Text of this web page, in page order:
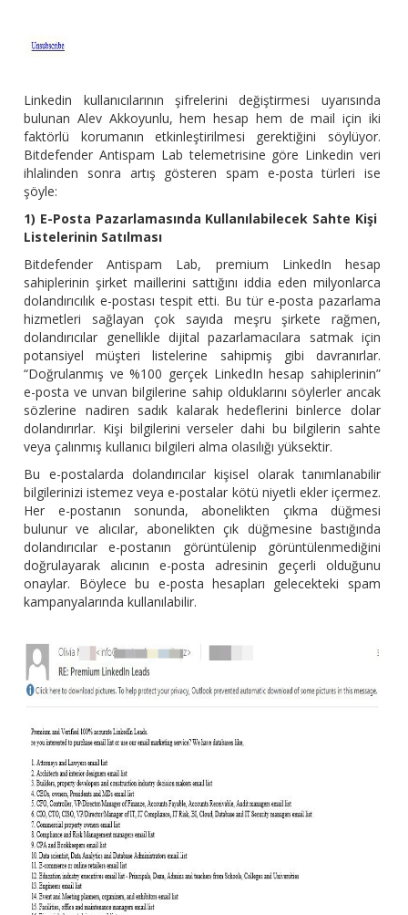
Linkedin kullanıcılarının şifrelerini değiştirmesi uyarısında
bulunan Alev Akkoyunlu, hem hesap hem de mail için iki
faktörlü korumanın etkinleştirilmesi gerektiğini söylüyor.
Bitdefender Antispam Lab telemetrisine göre Linkedin veri
ihlalinden sonra artış gösteren spam e-posta türleri ise
şöyle:
1) E-Posta Pazarlamasında Kullanılabilecek Sahte Kişi
Listelerinin Satılması
Bitdefender Antispam Lab, premium LinkedIn hesap
sahiplerinin şirket maillerini sattığını iddia eden milyonlarca
dolandırıcılık e-postası tespit etti. Bu tür e-posta pazarlama
hizmetleri sağlayan çok sayıda meşru şirkete rağmen,
dolandırıcılar genellikle dijital pazarlamacılara satmak için
potansiyel müşteri listelerine sahipmiş gibi davranırlar.
“Doğrulanmış ve %100 gerçek LinkedIn hesap sahiplerinin”
e-posta ve unvan bilgilerine sahip olduklarını söylerler ancak
sözlerine nadiren sadık kalarak hedeflerini binlerce dolar
dolandırırlar. Kişi bilgilerini verseler dahi bu bilgilerin sahte
veya çalınmış kullanıcı bilgileri alma olasılığı yüksektir.
Bu e-postalarda dolandırıcılar kişisel olarak tanımlanabilir
bilgilerinizi istemez veya e-postalar kötü niyetli ekler içermez.
Her e-postanın sonunda, abonelikten çıkma düğmesi
bulunur ve alıcılar, abonelikten çık düğmesine bastığında
dolandırıcılar e-postanın görüntülenip görüntülenmediğini
doğrulayarak alıcının e-posta adresinin geçerli olduğunu
onaylar. Böylece bu e-posta hesapları gelecekteki spam
kampanyalarında kullanılabilir.